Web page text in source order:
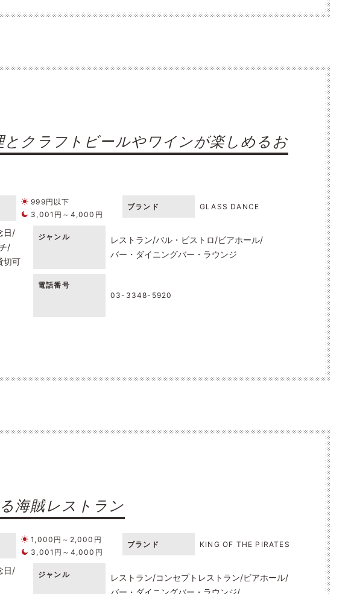
クラフトビールやワインが楽しめるお
999円以下
3,001円～4,000円
ブランド GLASS DANCE
日
切可
ジャンル レストラン バル・ビストロ ビアホール
バー・ダイニングバー・ラウンジ
電話番号
03-3348-5920
海賊レストラン
1,000円～2,000円
3,001円～4,000円
ブランド KING OF THE PIRATES
日
ジャンル レストラン コンセプトレストラン ビアホール
バー・ダイニングバー・ラウンジ